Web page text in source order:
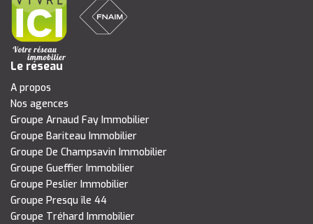
Le réseau
A propos
Nos agences
Groupe Arnaud Fay Immobilier
Groupe Bariteau Immobilier
Groupe De Champsavin Immobilier
Groupe Gueffier Immobilier
Groupe Peslier Immobilier
Groupe Presqu île 44
Groupe Tréhard Immobilier